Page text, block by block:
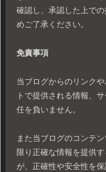
確認し、承認した上で
めご了承ください。
免責事項
当ブログからのリンク
トで提供される情報、
任を負いません。
また当ブログのコンテ
限り正確な情報を提供
が、正確性や安全性を